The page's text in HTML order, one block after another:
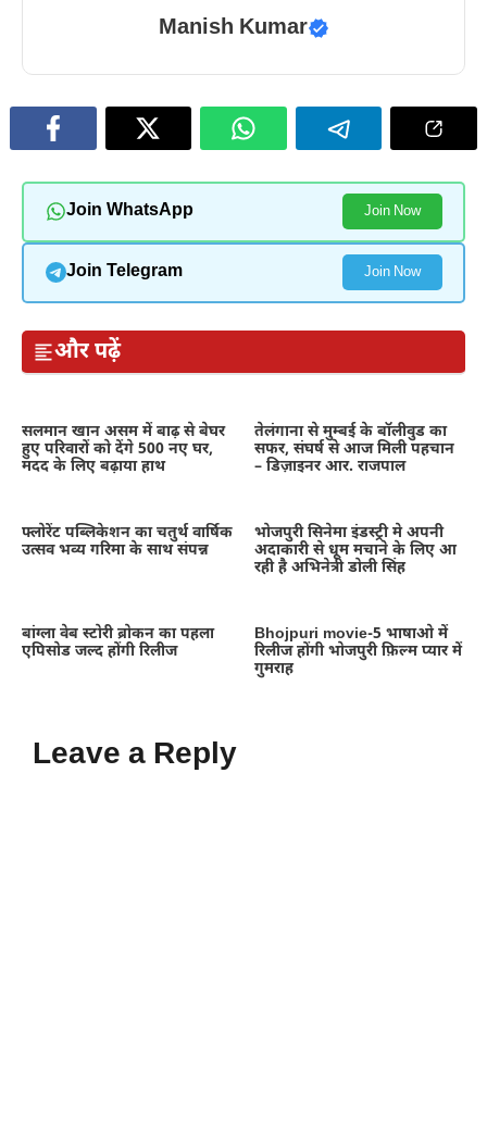
Manish Kumar
Join WhatsApp Join Now
Join Telegram Join Now
और पढ़ें
सलमान खान असम में बाढ़ से बेघर
हुए परिवारों को देंगे 500 नए घर,
मदद के लिए बढ़ाया हाथ
तेलंगाना से मुम्बई के बॉलीवुड का
सफर, संघर्ष से आज मिली पहचान
– डिज़ाइनर आर. राजपाल
फ्लोरेंट पब्लिकेशन का चतुर्थ वार्षिक
उत्सव भव्य गरिमा के साथ संपन्न
भोजपुरी सिनेमा इंडस्ट्री मे अपनी
अदाकारी से धूम मचाने के लिए आ
रही है अभिनेत्री डोली सिंह
बांग्ला वेब स्टोरी ब्रोकन का पहला
एपिसोड जल्द होंगी रिलीज
Bhojpuri movie-5 भाषाओ में
रिलीज होंगी भोजपुरी फ़िल्म प्यार में
गुमराह
Leave a Reply